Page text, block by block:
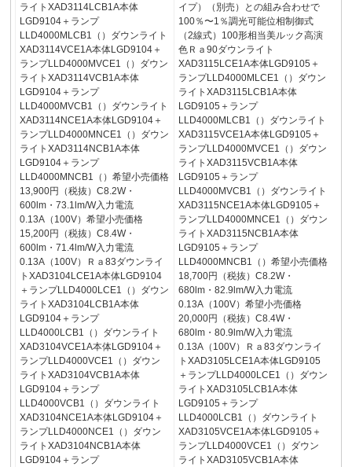
ライトXAD3114LCB1A本体
LGD9104＋ランプ
LLD4000MLCB1（）ダウンライト
XAD3114VCE1A本体LGD9104＋
ランプLLD4000MVCE1（）ダウン
ライトXAD3114VCB1A本体
LGD9104＋ランプ
LLD4000MVCB1（）ダウンライト
XAD3114NCE1A本体LGD9104＋
ランプLLD4000MNCE1（）ダウン
ライトXAD3114NCB1A本体
LGD9104＋ランプ
LLD4000MNCB1（）希望小売価格
13,900円（税抜）C8.2W・
600lm・73.1lm/W入力電流
0.13A（100V）希望小売価格
15,200円（税抜）C8.4W・
600lm・71.4lm/W入力電流
0.13A（100V）Ｒａ83ダウンライ
トXAD3104LCE1A本体LGD9104
＋ランプLLD4000LCE1（）ダウン
ライトXAD3104LCB1A本体
LGD9104＋ランプ
LLD4000LCB1（）ダウンライト
XAD3104VCE1A本体LGD9104＋
ランプLLD4000VCE1（）ダウン
ライトXAD3104VCB1A本体
LGD9104＋ランプ
LLD4000VCB1（）ダウンライト
XAD3104NCE1A本体LGD9104＋
ランプLLD4000NCE1（）ダウン
ライトXAD3104NCB1A本体
LGD9104＋ランプ
イプ）（別売）との組み合わせで
100％〜1％調光可能位相制御式
（2線式）100形相当美ルック高演
色Ｒａ90ダウンライト
XAD3115LCE1A本体LGD9105＋
ランプLLD4000MLCE1（）ダウン
ライトXAD3115LCB1A本体
LGD9105＋ランプ
LLD4000MLCB1（）ダウンライト
XAD3115VCE1A本体LGD9105＋
ランプLLD4000MVCE1（）ダウン
ライトXAD3115VCB1A本体
LGD9105＋ランプ
LLD4000MVCB1（）ダウンライト
XAD3115NCE1A本体LGD9105＋
ランプLLD4000MNCE1（）ダウン
ライトXAD3115NCB1A本体
LGD9105＋ランプ
LLD4000MNCB1（）希望小売価格
18,700円（税抜）C8.2W・
680lm・82.9lm/W入力電流
0.13A（100V）希望小売価格
20,000円（税抜）C8.4W・
680lm・80.9lm/W入力電流
0.13A（100V）Ｒａ83ダウンライ
トXAD3105LCE1A本体LGD9105
＋ランプLLD4000LCE1（）ダウン
ライトXAD3105LCB1A本体
LGD9105＋ランプ
LLD4000LCB1（）ダウンライト
XAD3105VCE1A本体LGD9105＋
ランプLLD4000VCE1（）ダウン
ライトXAD3105VCB1A本体